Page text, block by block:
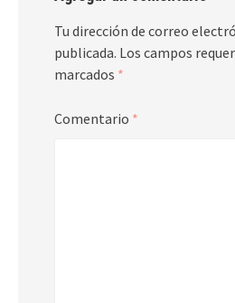
Tu dirección de correo
publicada. Los campos
marcados *
Comentario *